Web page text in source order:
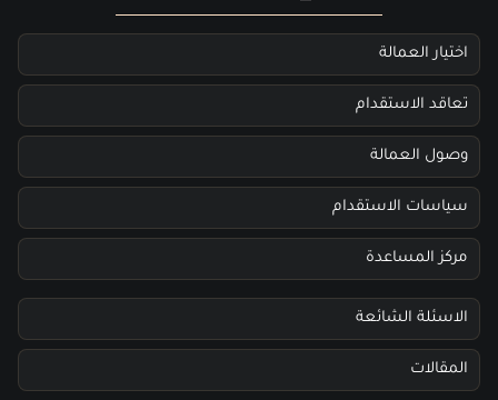
اختيار العمالة
تعاقد الاستقدام
وصول العمالة
سياسات الاستقدام
مركز المساعدة
الاسئلة الشائعة
المقالات